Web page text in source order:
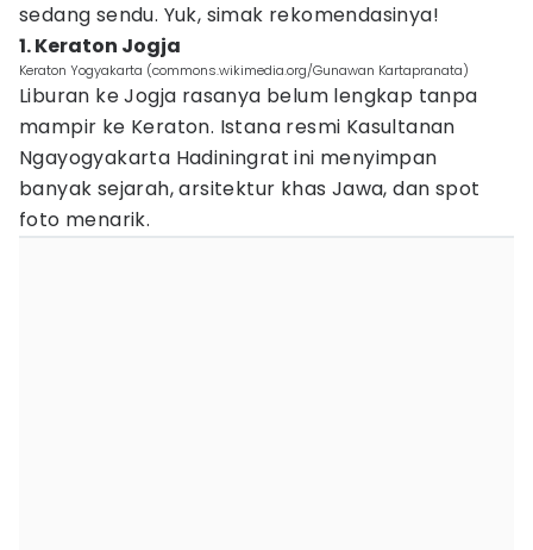
sedang sendu. Yuk, simak rekomendasinya!
1. Keraton Jogja
Keraton Yogyakarta (commons.wikimedia.org/Gunawan Kartapranata)
Liburan ke Jogja rasanya belum lengkap tanpa
mampir ke Keraton. Istana resmi Kasultanan
Ngayogyakarta Hadiningrat ini menyimpan
banyak sejarah, arsitektur khas Jawa, dan spot
foto menarik.